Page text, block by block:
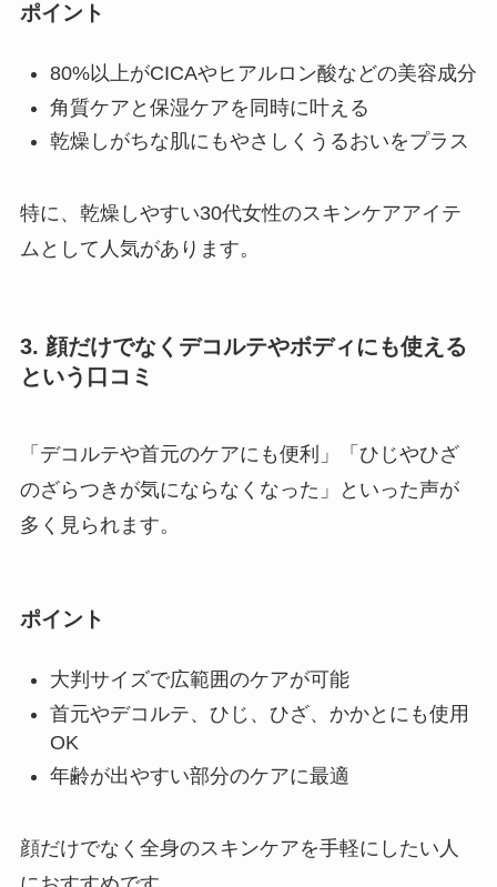
ポイント
80%以上がCICAやヒアルロン酸などの美容成分
角質ケアと保湿ケアを同時に叶える
乾燥しがちな肌にもやさしくうるおいをプラス
特に、乾燥しやすい30代女性のスキンケアアイテ
ムとして人気があります。
3. 顔だけでなくデコルテやボディにも使える
という口コミ
「デコルテや首元のケアにも便利」「ひじやひざ
のざらつきが気にならなくなった」といった声が
多く見られます。
ポイント
大判サイズで広範囲のケアが可能
首元やデコルテ、ひじ、ひざ、かかとにも使用
OK
年齢が出やすい部分のケアに最適
顔だけでなく全身のスキンケアを手軽にしたい人